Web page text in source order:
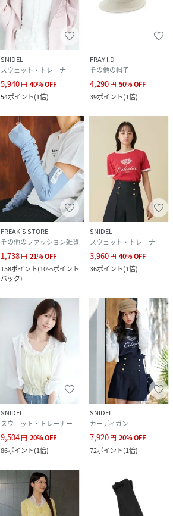
SNIDEL
スウェット・トレーナー
5,940円 40%OFF
54ポイント(1倍)
FRAY I.D
その他の帽子
4,290円 50%OFF
39ポイント(1倍)
FREAK’S STORE
その他のファッション雑貨
1,738円 21%OFF
158ポイント(10%ポイント
バック)
SNIDEL
スウェット・トレーナー
3,960円 40%OFF
36ポイント(1倍)
SNIDEL
スウェット・トレーナー
9,504円 20%OFF
86ポイント(1倍)
SNIDEL
カーディガン
7,920円 20%OFF
72ポイント(1倍)